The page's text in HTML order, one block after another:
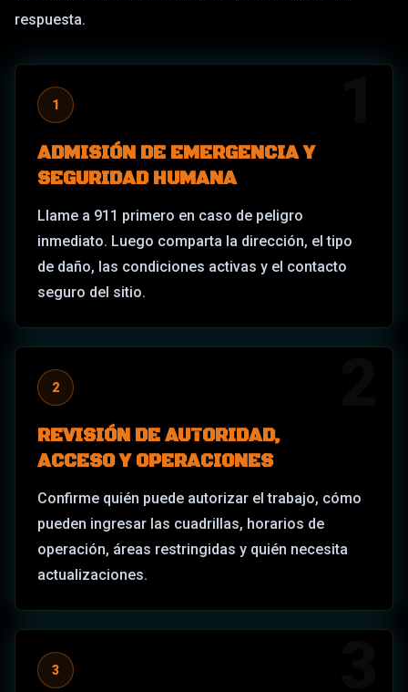
respuesta.
1
ADMISIÓN DE EMERGENCIA Y
SEGURIDAD HUMANA
Llame a 911 primero en caso de peligro
inmediato. Luego comparta la dirección, el tipo
de daño, las condiciones activas y el contacto
seguro del sitio.
2
REVISIÓN DE AUTORIDAD,
ACCESO Y OPERACIONES
Confirme quién puede autorizar el trabajo, cómo
pueden ingresar las cuadrillas, horarios de
operación, áreas restringidas y quién necesita
actualizaciones.
3